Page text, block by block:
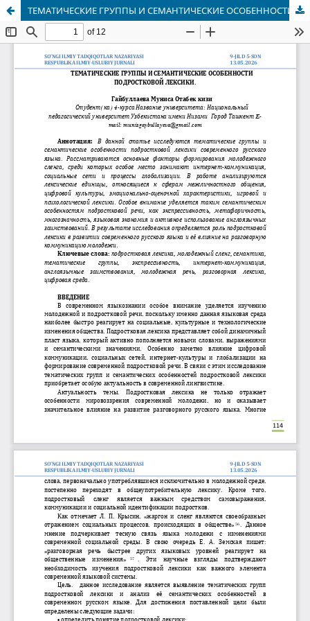
ТЕМАТИЧЕСКИЕ ГРУППЫ И СЕМАНТИЧЕСКИЕ ОСОБЕННОСТИ ПОДРОСТКОВОЙ ЛЕКСИКИ.